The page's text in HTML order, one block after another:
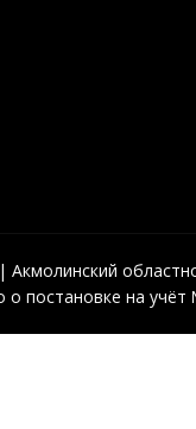
о постановке на